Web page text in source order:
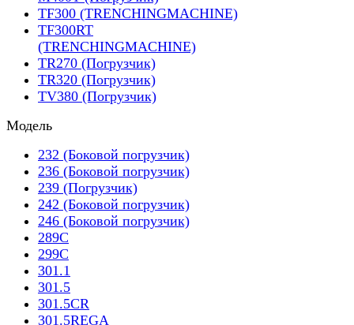
TF300 (TRENCHINGMACHINE)
TF300RT
(TRENCHINGMACHINE)
TR270 (Погрузчик)
TR320 (Погрузчик)
TV380 (Погрузчик)
Модель
232 (Боковой погрузчик)
236 (Боковой погрузчик)
239 (Погрузчик)
242 (Боковой погрузчик)
246 (Боковой погрузчик)
289C
299C
301.1
301.5
301.5CR
301.5REGA